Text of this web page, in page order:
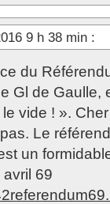
9 h 38 min :
du
Gl de Gaulle,
vide ! ».
Le
un
69